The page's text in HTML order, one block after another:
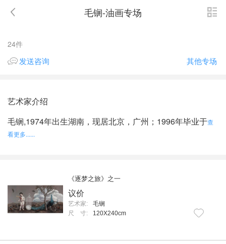
毛锎-油画专场
24件
发送咨询 其他专场
艺术家介绍
毛锎,1974年出生湖南，现居北京，广州；1996年毕业于查
看更多......
《逐梦之旅》之一
议价
艺术家:
毛锎
尺 寸:
120X240cm